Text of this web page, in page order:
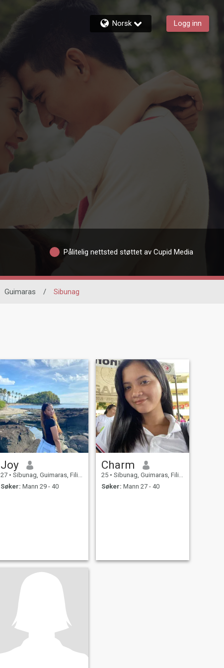
Norsk Logg inn
Pålitelig nettsted støttet av Cupid Media
Guimaras / Sibunag
Joy
27 • Sibunag, Guimaras, Filippinene
Søker: Mann 29 - 40
Charm
25 • Sibunag, Guimaras, Filippinene
Søker: Mann 27 - 40